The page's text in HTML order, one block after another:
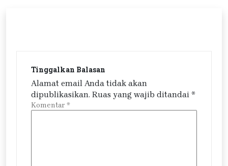
Tinggalkan Balasan
Alamat email Anda tidak akan
dipublikasikan. Ruas yang wajib ditandai *
Komentar *